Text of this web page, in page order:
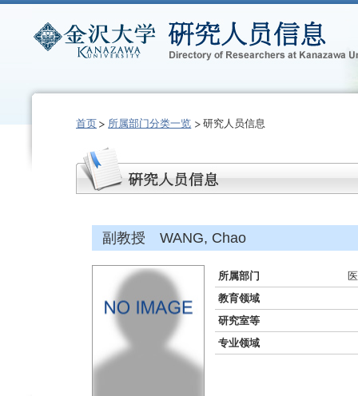
首页 所属部门分类一览 研究人员信息
副教授 WANG, Chao
所属部门
教育领域
研究室等
专业领域